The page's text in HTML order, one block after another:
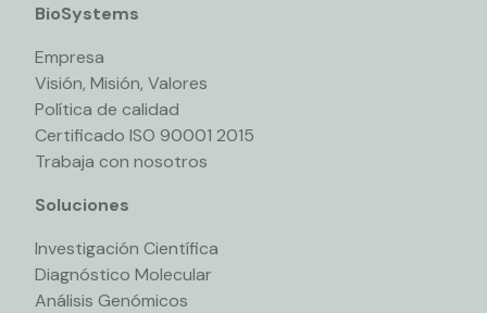
BioSystems
Empresa
Visión, Misión, Valores
Política de calidad
Certificado ISO 90001 2015
Trabaja con nosotros
Soluciones
Investigación Científica
Diagnóstico Molecular
Análisis Genómicos